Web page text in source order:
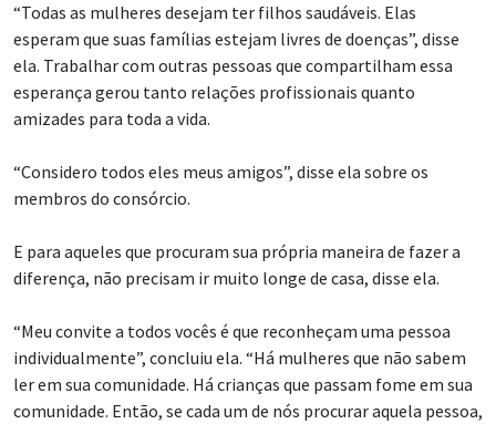
“Todas as mulheres desejam ter filhos saudáveis. Elas
esperam que suas famílias estejam livres de doenças”, disse
ela. Trabalhar com outras pessoas que compartilham essa
esperança gerou tanto relações profissionais quanto
amizades para toda a vida.
“Considero todos eles meus amigos”, disse ela sobre os
membros do consórcio.
E para aqueles que procuram sua própria maneira de fazer a
diferença, não precisam ir muito longe de casa, disse ela.
“Meu convite a todos vocês é que reconheçam uma pessoa
individualmente”, concluiu ela. “Há mulheres que não sabem
ler em sua comunidade. Há crianças que passam fome em sua
comunidade. Então, se cada um de nós procurar aquela pessoa,